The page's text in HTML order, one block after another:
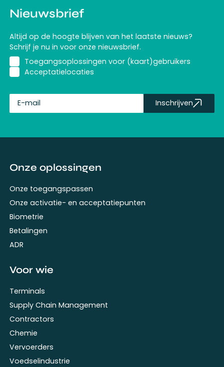
Nieuwsbrief
Altijd op de hoogte blijven van het laatste nieuws?
Schrijf je nu in voor onze nieuwsbrief.
Toegangsoplossingen voor (kaart)gebruikers
Acceptatielocaties
Inschrijven
Onze oplossingen
Onze toegangspassen
Onze activatie- en acceptatiepunten
Biometrie
Betalingen
ADR
Voor wie
Terminals
Supply Chain Management
Contractors
Chemie
Vervoerders
Voedselindustrie